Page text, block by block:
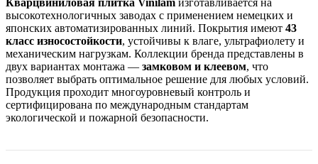
Кварцвиниловая плитка Vinilam изготавливается на
высокотехнологичных заводах с применением немецких и
японских автоматизированных линий. Покрытия имеют 43
класс износостойкости, устойчивы к влаге, ультрафиолету и
механическим нагрузкам. Коллекции бренда представлены в
двух вариантах монтажа — замковом и клеевом, что
позволяет выбрать оптимальное решение для любых условий.
Продукция проходит многоуровневый контроль и
сертифицирована по международным стандартам
экологической и пожарной безопасности.